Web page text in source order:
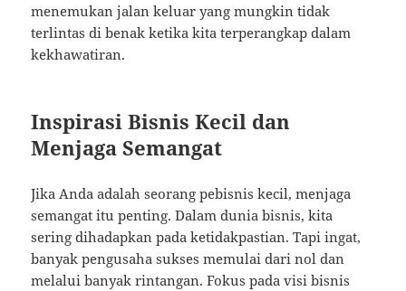
menemukan jalan keluar yang mungkin tidak
terlintas di benak ketika kita terperangkap dalam
kekhawatiran.
Inspirasi Bisnis Kecil dan
Menjaga Semangat
Jika Anda adalah seorang pebisnis kecil, menjaga
semangat itu penting. Dalam dunia bisnis, kita
sering dihadapkan pada ketidakpastian. Tapi ingat,
banyak pengusaha sukses memulai dari nol dan
melalui banyak rintangan. Fokus pada visi bisnis